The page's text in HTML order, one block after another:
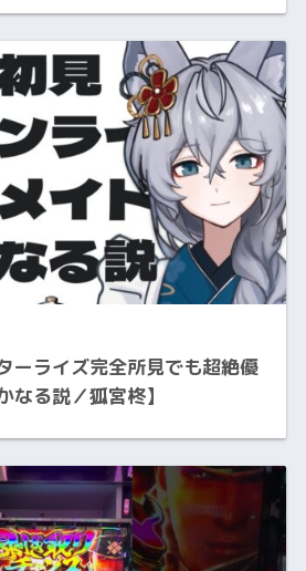
ーライズ完全所見でも超絶優
なる説／狐宮柊】